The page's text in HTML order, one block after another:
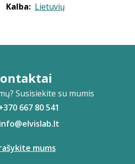
Kalba: Lietuvių
Susisiekite su mumis
667 80 541
info@elvislab.lt
mums